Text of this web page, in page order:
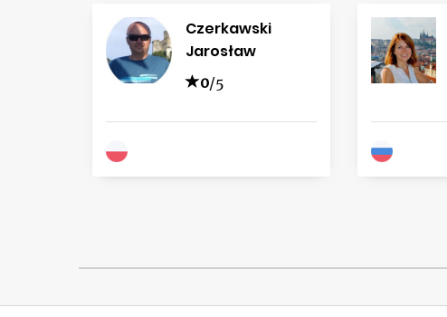
Czerkawski
Jarosław
0/5